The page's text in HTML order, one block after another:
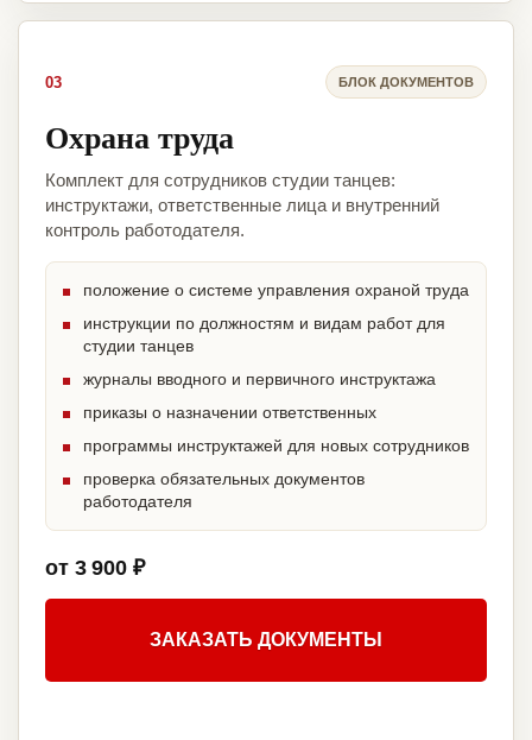
03 БЛОК ДОКУМЕНТОВ
Охрана труда
Комплект для сотрудников студии танцев:
инструктажи, ответственные лица и внутренний
контроль работодателя.
положение о системе управления охраной труда
инструкции по должностям и видам работ для
студии танцев
журналы вводного и первичного инструктажа
приказы о назначении ответственных
программы инструктажей для новых сотрудников
проверка обязательных документов
работодателя
от 3 900 ₽
ЗАКАЗАТЬ ДОКУМЕНТЫ